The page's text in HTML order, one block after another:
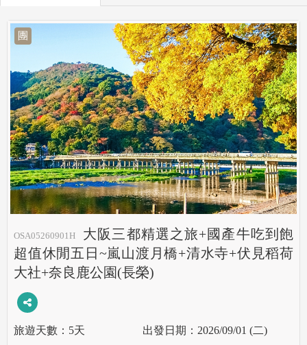
團
OSA05260901H
大阪三都精選之旅+國產牛吃到飽
超值休閒五日~嵐山渡月橋+清水寺+伏見稻荷
大社+奈良鹿公園(長榮)
5天 2026/09/01 (二)